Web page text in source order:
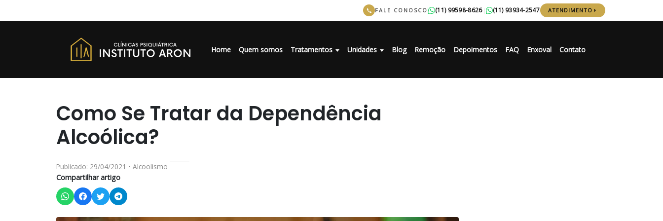
FALE CONOSCO (11) 99598-8626| (11) 93934-2547 ATENDIMENTO
Home Quem somos Tratamentos Unidades Blog Remoção Depoimentos FAQ Enxoval Contato
Como Se Tratar da Dependência
Alcoólica?
Publicado: 29/04/2021 • Alcoolismo
Compartilhar artigo